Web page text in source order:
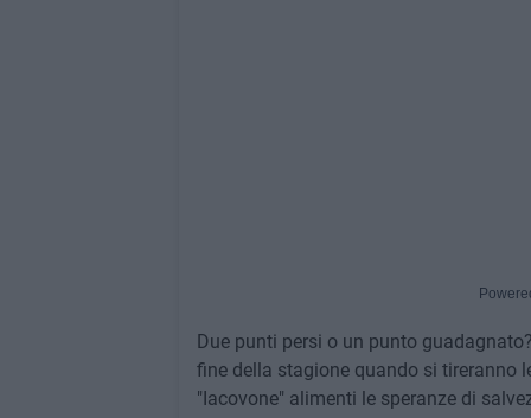
Due punti persi o un punto
fine della stagione quando si tireranno
"Iacovone" alimenti le speranze di